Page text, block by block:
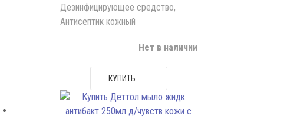
Дезинфицирующее средство,
Антисептик кожный
Нет в наличии
КУПИТЬ